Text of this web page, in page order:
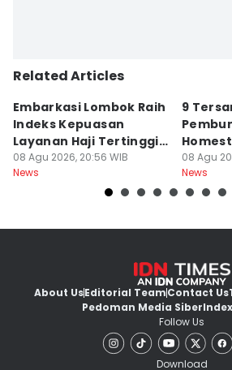
Related Articles
Embarkasi Lombok Raih
Indeks Kepuasan
Layanan Haji Tertinggi
Nasional
08 Agu 2026, 20:56 WIB
News
9
Barat
Jaksa
08 Agu
News
About UsEditorial TeamContact Us
Pedoman Media Siber
Follow Us
Download